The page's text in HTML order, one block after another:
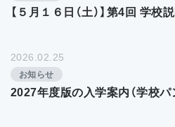
【５月１６日（土）】第4回 学校
2026.02.25
お知らせ
2027年度版の入学案内（学校パ